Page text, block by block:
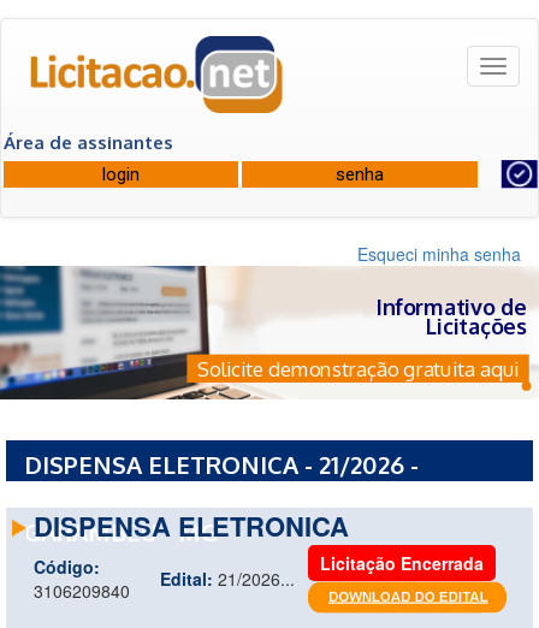
Área de assinantes
Esqueci minha senha
Informativo de
Licitações
Solicite demonstração gratuita aqui
DISPENSA ELETRONICA - 21/2026 -
GARAMBEU - MG
DISPENSA ELETRONICA
Código:
3106209840
Edital: 21/2026...
Licitação Encerrada